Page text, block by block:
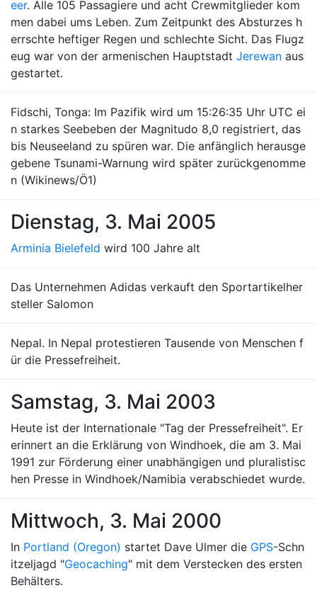
eer. Alle 105 Passagiere und acht Crewmitglieder kom
men dabei ums Leben. Zum Zeitpunkt des Absturzes h
errschte heftiger Regen und schlechte Sicht. Das Flugz
eug war von der armenischen Hauptstadt Jerewan aus
gestartet.
Fidschi, Tonga: Im Pazifik wird um 15:26:35 Uhr UTC ei
n starkes Seebeben der Magnitudo 8,0 registriert, das
bis Neuseeland zu spüren war. Die anfänglich herausge
gebene Tsunami-Warnung wird später zurückgenomme
n (Wikinews/Ö1)
Dienstag, 3. Mai 2005
Arminia Bielefeld wird 100 Jahre alt
Das Unternehmen Adidas verkauft den Sportartikelher
steller Salomon
Nepal. In Nepal protestieren Tausende von Menschen f
ür die Pressefreiheit.
Samstag, 3. Mai 2003
Heute ist der Internationale "Tag der Pressefreiheit". Er
erinnert an die Erklärung von Windhoek, die am 3. Mai
1991 zur Förderung einer unabhängigen und pluralistisc
hen Presse in Windhoek/Namibia verabschiedet wurde.
Mittwoch, 3. Mai 2000
In Portland (Oregon) startet Dave Ulmer die GPS-Schn
itzeljagd "Geocaching" mit dem Verstecken des ersten
Behälters.